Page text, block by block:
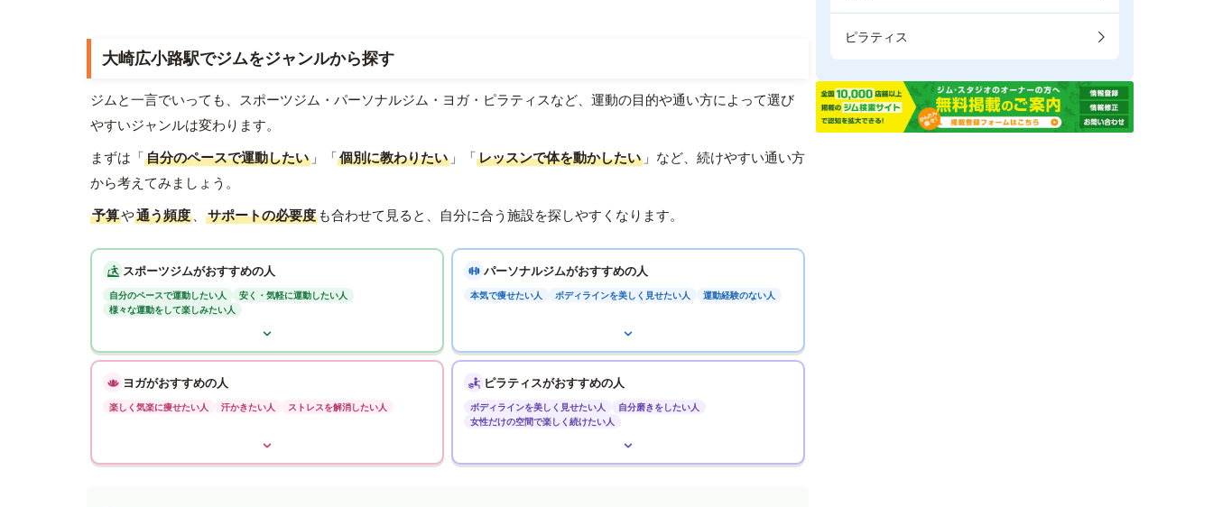
大崎広小路駅でジムをジャンルから探す
ジムと一言でいっても、スポーツジム・パーソナルジム・ヨガ・ピラティスなど、運動の目的や通い方によって選び
やすいジャンルは変わります。
まずは「自分のペースで運動したい 」「個別に教わりたい 」「レッスンで体を動かしたい 」など、続けやすい通い方
から考えてみましょう。
予算や通う頻度 、 サポートの必要度 も合わせて見ると、自分に合う施設を探しやすくなります。
スポーツジムがおすすめの人
自分のペースで運動したい人
安く・気軽に運動したい人
様々な運動をして楽しみたい人
パーソナルジムがおすすめの人
本気で痩せたい人 ボディラインを美しく見せたい人 運動経験のない人
ヨガがおすすめの人
楽しく気楽に痩せたい人 汗かきたい人 ストレスを解消したい人
ピラティスがおすすめの人
ボディラインを美しく見せたい人
自分磨きをしたい人
女性だけの空間で楽しく続けたい人
ピラティス